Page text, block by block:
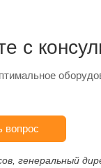
с
вопрос
генеральный